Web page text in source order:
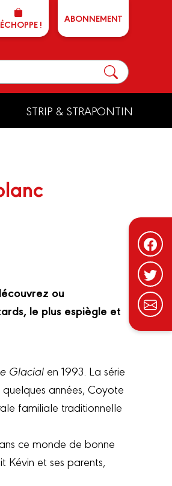
! ABONNEMENT
STRIP & STRAPONTIN
ou
le plus espiègle et
Glacial en 1993. La série
années, Coyote
familiale traditionnelle
ce monde de bonne
Kévin et ses parents,